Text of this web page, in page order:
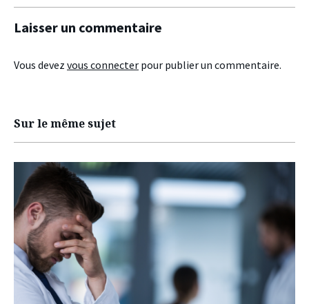
Laisser un commentaire
Vous devez vous connecter pour publier un commentaire.
Sur le même sujet